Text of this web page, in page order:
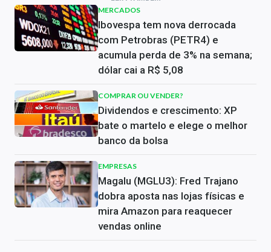
MERCADOS
Ibovespa tem nova derrocada
com Petrobras (PETR4) e
acumula perda de 3% na semana;
dólar cai a R$ 5,08
COMPRAR OU VENDER?
Dividendos e crescimento: XP
bate o martelo e elege o melhor
banco da bolsa
EMPRESAS
Magalu (MGLU3): Fred Trajano
dobra aposta nas lojas físicas e
mira Amazon para reaquecer
vendas online